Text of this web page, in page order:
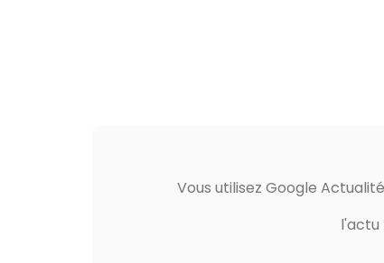
Vous utilisez Google
l'actu